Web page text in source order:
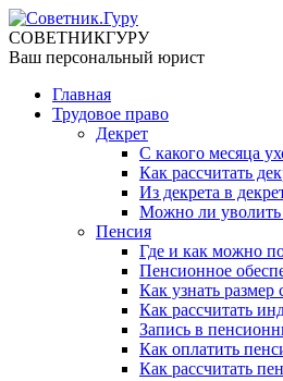
СОВЕТНИКГУРУ
Ваш персональный юрист
Главная
Трудовое право
Декрет
С какого месяца
Как рассчитать
Из декрета в
Можно ли уволить
Пенсия
Где и как можно
Пенсионное
Как узнать размер
Как рассчитать
Запись в
Как оплатить
Как рассчитать